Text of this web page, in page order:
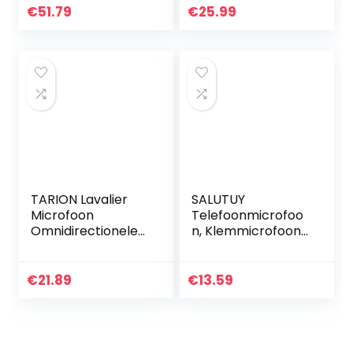
Automatische
€51.79
Ondersteunt FM /
€25.99
TARION Lavalier
Microfoon
Omnidirectionele
voorruitschuif en 6
€21.89
SALUTUY
Telefoonmicrofoo
n, Klemmicrofoon
Klein voor
€13.59